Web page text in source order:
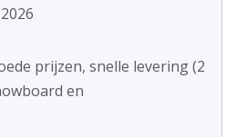
prijzen, snelle levering (2
en